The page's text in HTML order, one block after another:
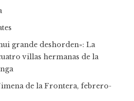
grande deshorden»: La
villas hermanas de la
de la Frontera, febrero-